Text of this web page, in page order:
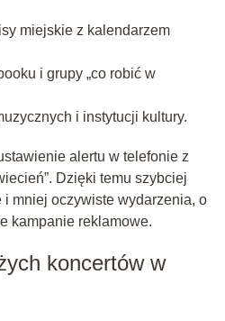
miejskie z kalendarzem
i grupy „co robić w
i instytucji kultury.
alertu w telefonie z
Dzięki temu szybciej
i mniej oczywiste wydarzenia, o
kampanie reklamowe.
koncertów w